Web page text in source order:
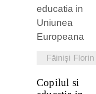
Făiniși Florin
DETALII
Copilul si